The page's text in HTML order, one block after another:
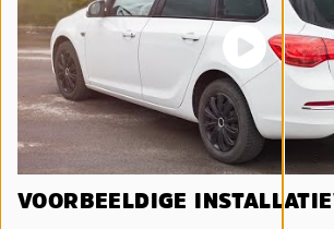
VOORBEELDIGE